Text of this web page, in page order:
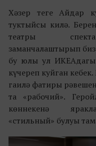
Хәзер теге Айдар
туктыйсы килә.
театры
заманчалаштырып
бу юлы ул ИКЕАдагы
күчереп куйган
гаилә фатиры
та «рабочий».
көннекенә
«стильный» булуы